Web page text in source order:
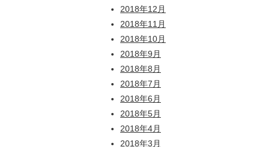
2018年12月
2018年11月
2018年10月
2018年9月
2018年8月
2018年7月
2018年6月
2018年5月
2018年4月
2018年3月